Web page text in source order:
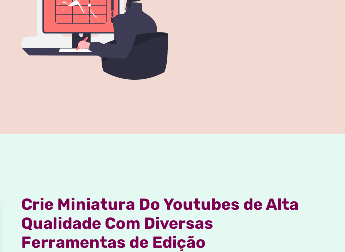
Crie Miniatura Do Youtubes de Alta
Qualidade Com Diversas
Ferramentas de Edição